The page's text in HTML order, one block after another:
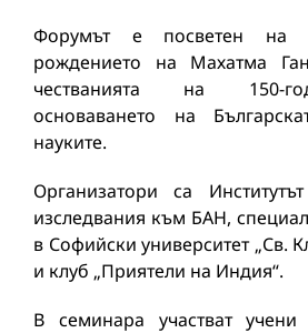
Форумът е посветен на
рождението на Махатма
честванията на 150-
основаването на
науките.
Организатори са
изследвания към БАН,
в Софийски университет „Св.
и клуб „Приятели на Индия“.
В семинара участват учени